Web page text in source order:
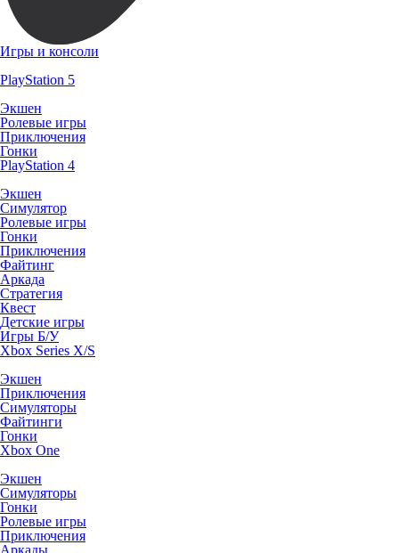
Игры и консоли
PlayStation 5
Экшен
Ролевые игры
Приключения
Гонки
PlayStation 4
Экшен
Симулятор
Ролевые игры
Гонки
Приключения
Файтинг
Аркада
Стратегия
Квест
Детские игры
Игры Б/У
Xbox Series X/S
Экшен
Приключения
Симуляторы
Файтинги
Гонки
Xbox One
Экшен
Симуляторы
Гонки
Ролевые игры
Приключения
Аркады